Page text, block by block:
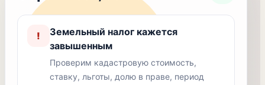
!
Земельный налог кажется
завышенным
Проверим кадастровую стоимость,
ставку, льготы, долю в праве, период